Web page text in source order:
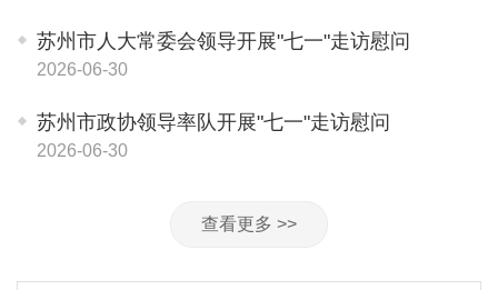
苏州市人大常委会领导开展"七一"走访慰问
2026-06-30
苏州市政协领导率队开展"七一"走访慰问
2026-06-30
查看更多 >>